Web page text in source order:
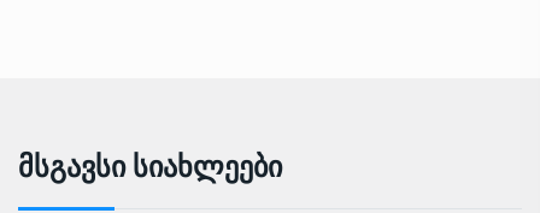
Მსგავსი Სიახლეები